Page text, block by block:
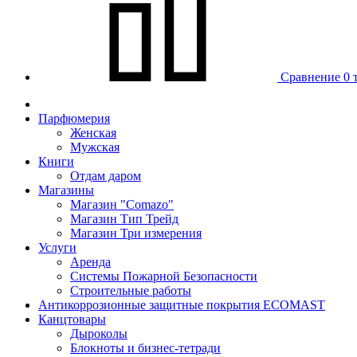
Сравнение 0
Парфюмерия
Женская
Мужская
Книги
Отдам даром
Магазины
Магазин "Comazo"
Магазин Тип Трейд
Магазин Три измерения
Услуги
Аренда
Системы Пожарной Безопасности
Строительные работы
Антикоррозионные защитные покрытия ECOMAST
Канцтовары
Дыроколы
Блокноты и бизнес-тетради